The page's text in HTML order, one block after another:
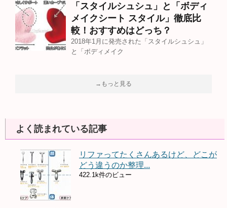
「スタイルシュシュ」と「ボディ
メイクシート スタイル」徹底比
較！おすすめはどっち？
2018年1月に発売された「スタイルシュシュ」
と「ボディメイク
→もっと見る
よく読まれている記事
リファってたくさんあるけど、どこが
どう違うのか整理...
422.1k件のビュー